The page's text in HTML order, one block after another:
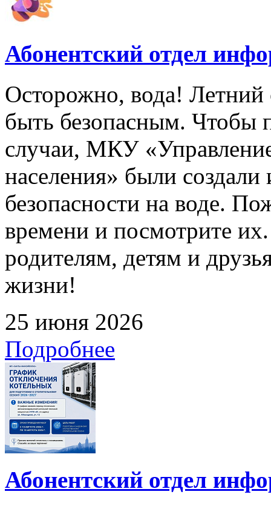
Абонентский отдел
Осторожно, вода! Летний
быть безопасным. Чтобы
случаи, МКУ
населения» были
безопасности на воде.
времени и посмотрите
родителям, детям и
жизни!
25 июня 2026
Подробнее
Абонентский отдел